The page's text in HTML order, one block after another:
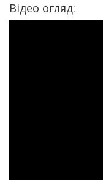
Відео огляд: